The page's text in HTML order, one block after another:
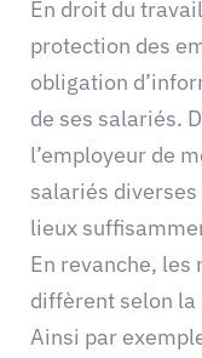
En droit du
protection des
obligation
de ses salariés.
l’employeur de
salariés
lieux
En revanche, les
diffèrent selon
Ainsi par